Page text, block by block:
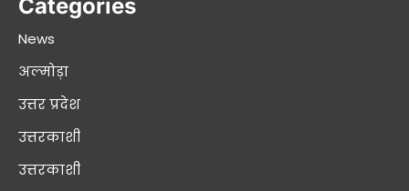
Categories
News
अल्मोड़ा
उत्तर प्रदेश
उत्तरकाशी
उत्तरकाशी